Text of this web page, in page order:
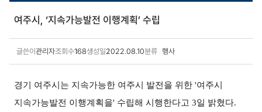
여주시, ‘지속가능발전 이행계획’ 수립
글쓴이 관리자조회수168생성일2022.08.10분류 행사
경기 여주시는 지속가능한 여주시 발전을 위한 '여주시
지속가능발전 이행계획을' 수립해 시행한다고 3일 밝혔다.